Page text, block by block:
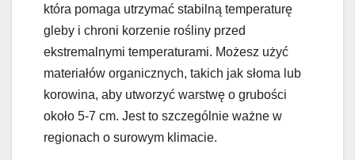
która pomaga utrzymać stabilną temperaturę
gleby i chroni korzenie rośliny przed
ekstremalnymi temperaturami. Możesz użyć
materiałów organicznych, takich jak słoma lub
korowina, aby utworzyć warstwę o grubości
około 5-7 cm. Jest to szczególnie ważne w
regionach o surowym klimacie.